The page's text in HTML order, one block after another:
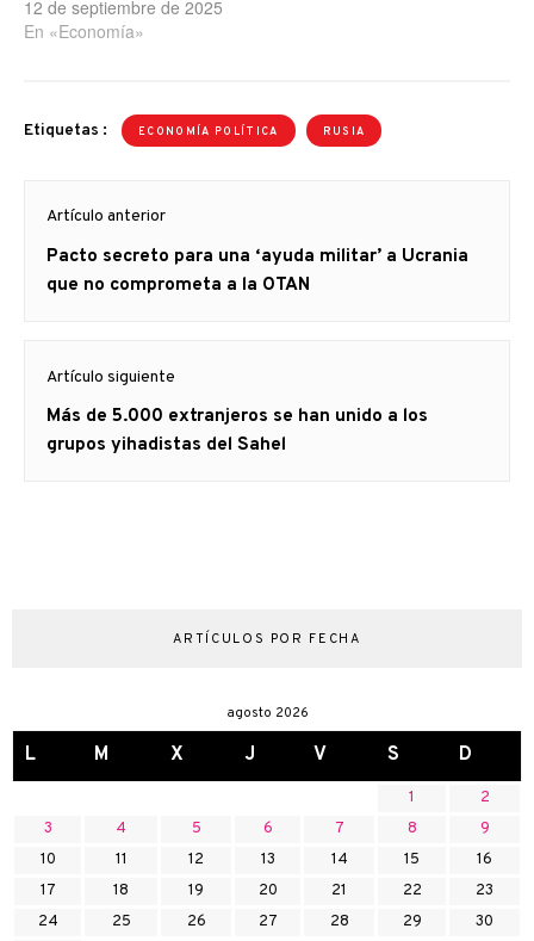
12 de septiembre de 2025
En «Economía»
Etiquetas : ECONOMÍA POLÍTICA RUSIA
de
entradas
Artículo anterior
Artículo
anterior
Pacto secreto para una ‘ayuda militar’ a Ucrania
que no comprometa a la OTAN
Artículo siguiente
Artículo
siguiente:
Más de 5.000 extranjeros se han unido a los
grupos yihadistas del Sahel
ARTÍCULOS POR FECHA
agosto 2026
L M X J V S D
1
2
3
4 5 6 7 8
9
10
11 12 13 14 15
16
17
18 19 20 21 22
23
24
25 26 27 28 29
30